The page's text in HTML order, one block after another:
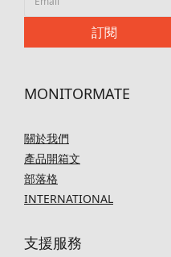
訂閱
MONITORMATE
關於我們
產品開箱文
部落格
INTERNATIONAL
支援服務